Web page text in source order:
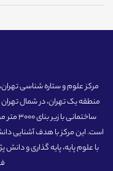
مرکز علوم و ستاره شناسی
است. این مرکز با هدف آشنایی
با علوم پایه، پایه گذاری و